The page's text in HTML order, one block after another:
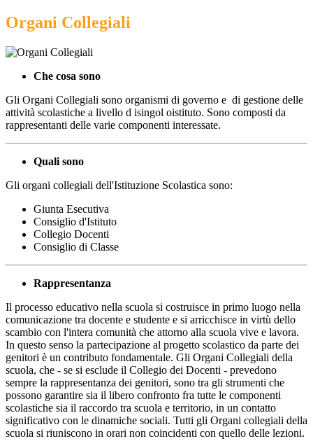
Organi Collegiali
Che cosa sono
Gli Organi Collegiali sono organismi di governo e di gestione delle
attività scolastiche a livello d isingol oistituto. Sono composti da
rappresentanti delle varie componenti interessate.
Quali sono
Gli organi collegiali dell'Istituzione Scolastica sono:
Giunta Esecutiva
Consiglio d'Istituto
Collegio Docenti
Consiglio di Classe
Rappresentanza
Il processo educativo nella scuola si costruisce in primo luogo nella
comunicazione tra docente e studente e si arricchisce in virtù dello
scambio con l'intera comunità che attorno alla scuola vive e lavora.
In questo senso la partecipazione al progetto scolastico da parte dei
genitori è un contributo fondamentale. Gli Organi Collegiali della
scuola, che - se si esclude il Collegio dei Docenti - prevedono
sempre la rappresentanza dei genitori, sono tra gli strumenti che
possono garantire sia il libero confronto fra tutte le componenti
scolastiche sia il raccordo tra scuola e territorio, in un contatto
significativo con le dinamiche sociali. Tutti gli Organi collegiali della
scuola si riuniscono in orari non coincidenti con quello delle lezioni.